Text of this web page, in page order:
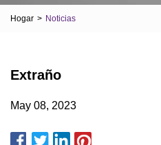
Hogar > Noticias
Extraño
May 08, 2023